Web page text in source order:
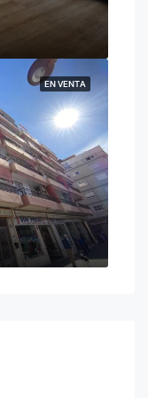
EN VENTA